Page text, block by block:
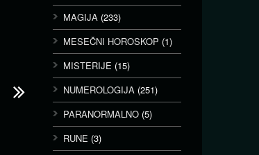
MAGIJA (233)
MESEČNI HOROSKOP (1)
MISTERIJE (15)
NUMEROLOGIJA (251)
PARANORMALNO (5)
RUNE (3)